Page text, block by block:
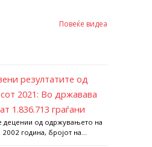
Повеќе видеа
резултатите од
2021: Во државава
1.836.713 граѓани
децении од одржувањето на
година, бројот на...